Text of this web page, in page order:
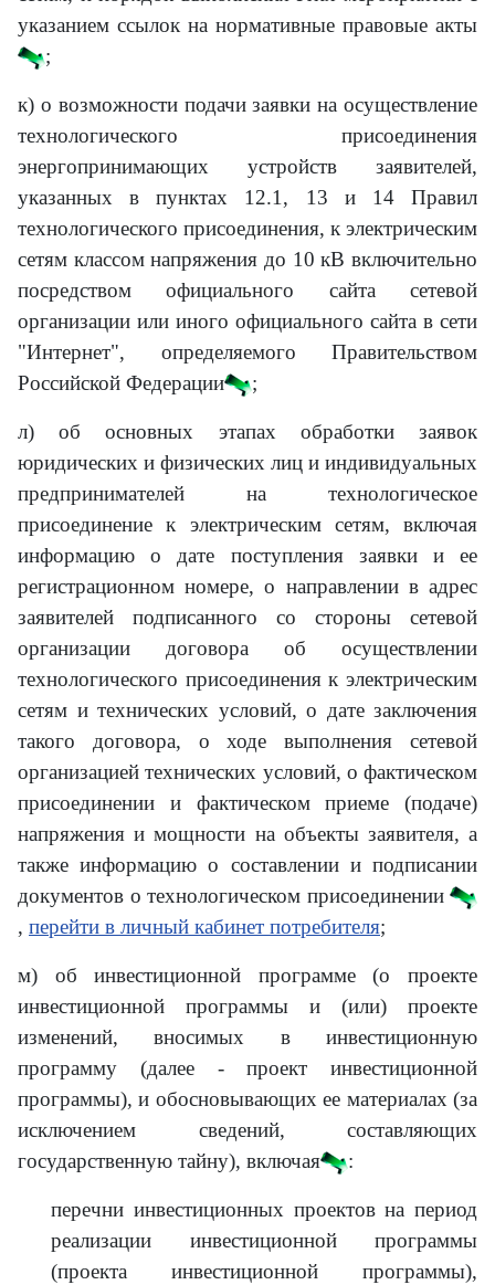
указанием ссылок на нормативные правовые акты
;
к) о возможности подачи заявки на осуществление
технологического присоединения
энергопринимающих устройств заявителей,
указанных в пунктах 12.1, 13 и 14 Правил
технологического присоединения, к электрическим
сетям классом напряжения до 10 кВ включительно
посредством официального сайта сетевой
организации или иного официального сайта в сети
"Интернет", определяемого Правительством
Российской Федерации
;
л) об основных этапах обработки заявок
юридических и физических лиц и индивидуальных
предпринимателей на технологическое
присоединение к электрическим сетям, включая
информацию о дате поступления заявки и ее
регистрационном номере, о направлении в адрес
заявителей подписанного со стороны сетевой
организации договора об осуществлении
технологического присоединения к электрическим
сетям и технических условий, о дате заключения
такого договора, о ходе выполнения сетевой
организацией технических условий, о фактическом
присоединении и фактическом приеме (подаче)
напряжения и мощности на объекты заявителя, а
также информацию о составлении и подписании
документов о технологическом присоединении
, перейти в личный кабинет потребителя;
м) об инвестиционной программе (о проекте
инвестиционной программы и (или) проекте
изменений, вносимых в инвестиционную
программу (далее - проект инвестиционной
программы), и обосновывающих ее материалах (за
исключением сведений, составляющих
государственную тайну), включая
:
перечни инвестиционных проектов на период
реализации инвестиционной программы
(проекта инвестиционной программы),